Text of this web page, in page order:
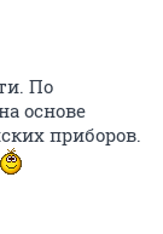
По
основе
приборов.